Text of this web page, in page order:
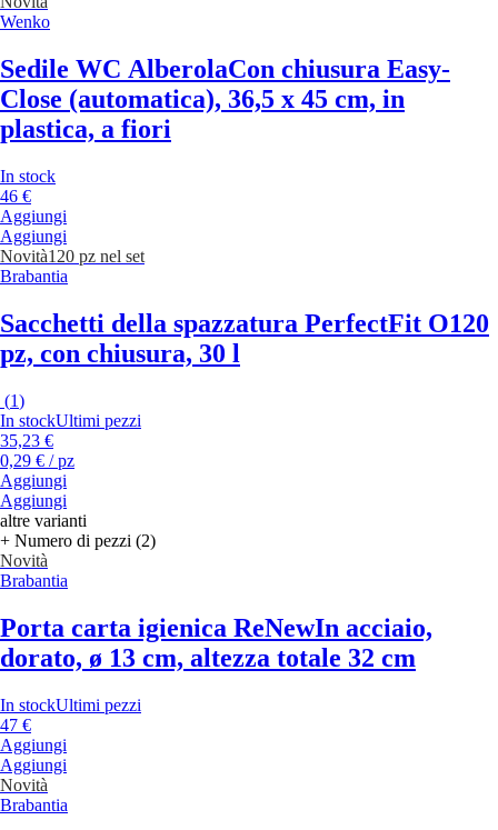
Wenko
Sedile WC AlberolaCon chiusura Easy-
Close (automatica), 36,5 x 45 cm, in
plastica, a fiori
In stock
46 €
Aggiungi
Aggiungi
Novità120 pz nel set
Brabantia
Sacchetti della spazzatura PerfectFit O120
pz, con chiusura, 30 l
(1)
In stockUltimi pezzi
35,23 €
0,29 € / pz
Aggiungi
Aggiungi
altre varianti
+ Numero di pezzi (2)
Novità
Brabantia
Porta carta igienica ReNewIn acciaio,
dorato, ø 13 cm, altezza totale 32 cm
In stockUltimi pezzi
47 €
Aggiungi
Aggiungi
Novità
Brabantia